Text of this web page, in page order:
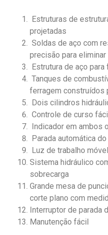
Estruturas de
projetadas
Soldas de aço com
precisão para
Estrutura de aço
Tanques de
ferragem construídos
Dois cilindros
Controle de curso
Indicador em ambos
Parada automática
Luz de trabalho móvel
Sistema hidráulico
sobrecarga
Grande mesa de
corte plano com
Interruptor de parada
Manutenção fácil